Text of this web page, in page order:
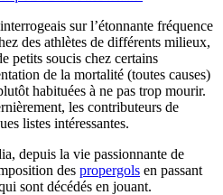
sur l’étonnante fréquence
des athlètes de différents milieux,
petits soucis chez certains
de la mortalité (toutes causes)
habituées à ne pas trop mourir.
les contributeurs de
listes intéressantes.
depuis la vie passionnante de
des propergols en passant
sont décédés en jouant.